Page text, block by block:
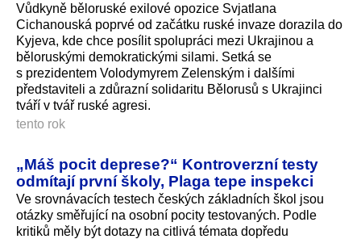
Vůdkyně běloruské exilové opozice Svjatlana
Cichanouská poprvé od začátku ruské invaze dorazila do
Kyjeva, kde chce posílit spolupráci mezi Ukrajinou a
běloruskými demokratickými silami. Setká se
s prezidentem Volodymyrem Zelenským i dalšími
představiteli a zdůrazní solidaritu Bělorusů s Ukrajinci
tváří v tvář ruské agresi.
tento rok
„Máš pocit deprese?“ Kontroverzní testy
odmítají první školy, Plaga tepe inspekci
Ve srovnávacích testech českých základních škol jsou
otázky směřující na osobní pocity testovaných. Podle
kritiků měly být dotazy na citlivá témata dopředu